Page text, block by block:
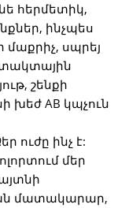
հերմետիկ,
ինչպես
մաքրիչ, սպրեյ
շենքի
խեժ AB կպչուն
ուժը ինչ է:
մեր
մատակարար,